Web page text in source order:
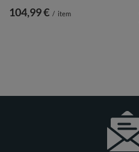
104,99 € / item